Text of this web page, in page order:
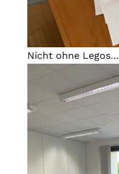
Nicht ohne Legos…